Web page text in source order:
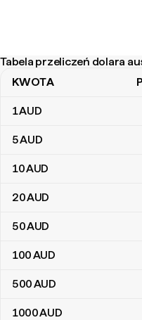
Tabela przeliczeń dolara
Tabela przeliczeń dolara
KWOTA
1AUD
5AUD
10AUD
20AUD
50AUD
100AUD
500AUD
1000AUD